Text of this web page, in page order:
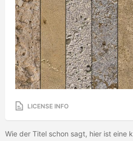
LICENSE INFO
Wie der Titel schon sagt, hier ist eine